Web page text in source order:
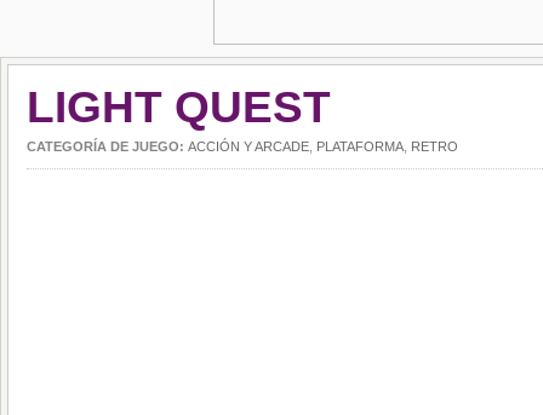
LIGHT QUEST
CATEGORÍA DE JUEGO: ACCIÓN Y ARCADE PLATAFORMA RETRO